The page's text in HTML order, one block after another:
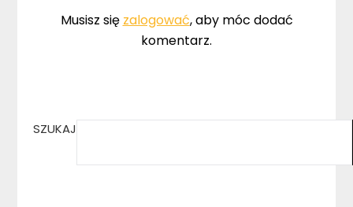
Musisz się zalogować, aby móc dodać
komentarz.
SZUKAJ